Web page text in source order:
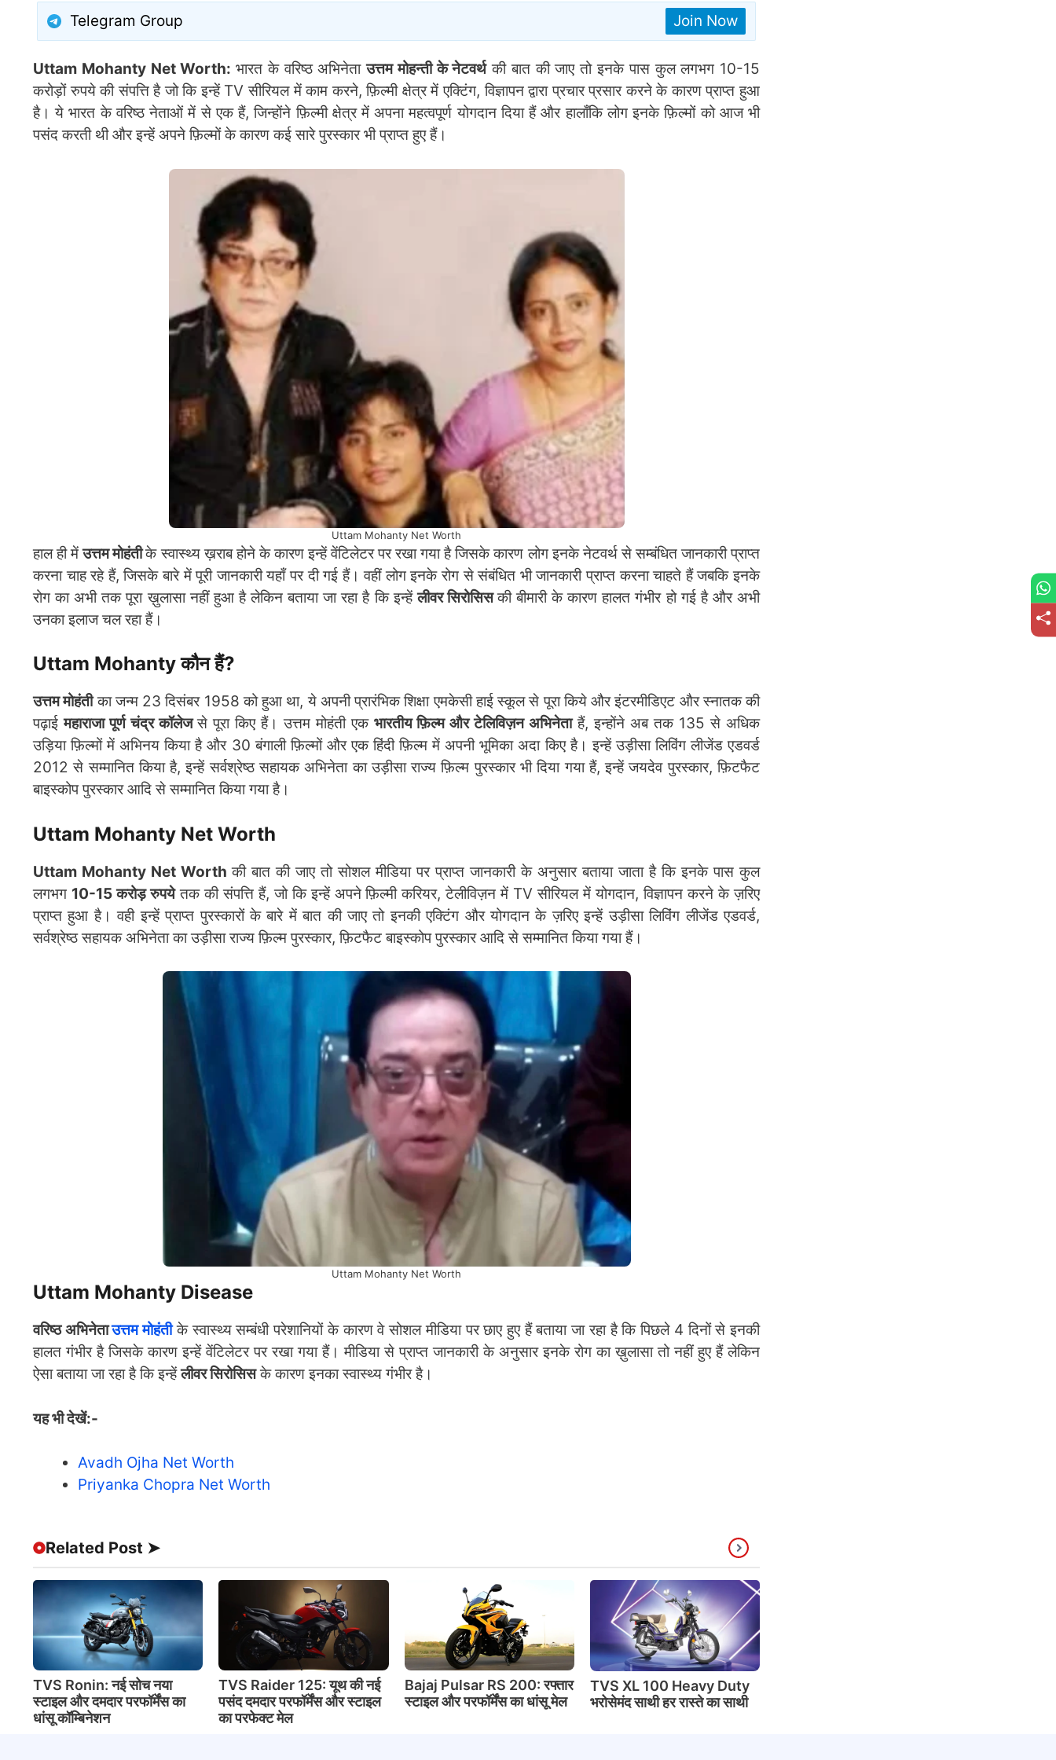
Telegram Group Join Now
Uttam Mohanty Net Worth:भारत के वरिष्ठ अभिनेताउत्तम मोहन्ती के नेटवर्थकी बात की जाए तो इनके पास कुल लगभग 10-15
करोड़ों रुपये की संपत्ति है जो कि इन्हें TV सीरियल में काम करने, फ़िल्मी क्षेत्र में एक्टिंग, विज्ञापन द्वारा प्रचार प्रसार करने के कारण प्राप्त हुआ
है। ये भारत के वरिष्ठ नेताओं में से एक हैं, जिन्होंने फ़िल्मी क्षेत्र में अपना महत्वपूर्ण योगदान दिया हैं और हालाँकि लोग इनके फ़िल्मों को आज भी
पसंद करती थी और इन्हें अपने फ़िल्मों के कारण कई सारे पुरस्कार भी प्राप्त हुए हैं।
Uttam Mohanty Net Worth
हाल ही मेंउत्तम मोहंतीके स्वास्थ्य ख़राब होने के कारण इन्हें वेंटिलेटर पर रखा गया है जिसके कारण लोग इनके नेटवर्थ से सम्बंधित जानकारी प्राप्त
करना चाह रहे हैं, जिसके बारे में पूरी जानकारी यहाँ पर दी गई हैं। वहीं लोग इनके रोग से संबंधित भी जानकारी प्राप्त करना चाहते हैं जबकि इनके
रोग का अभी तक पूरा ख़ुलासा नहीं हुआ है लेकिन बताया जा रहा है कि इन्हेंलीवर सिरोसिसकी बीमारी के कारण हालत गंभीर हो गई है और अभी
उनका इलाज चल रहा हैं।
Uttam Mohanty कौन हैं?
उत्तम मोहंतीका जन्म 23 दिसंबर 1958 को हुआ था, ये अपनी प्रारंभिक शिक्षा एमकेसी हाई स्कूल से पूरा किये और इंटरमीडिएट और स्नातक की
पढ़ाईमहाराजा पूर्ण चंद्र कॉलेजसे पूरा किए हैं। उत्तम मोहंती एक भारतीय फ़िल्म और टेलिविज़न अभिनेताहैं, इन्होंने अब तक 135 से अधिक
उड़िया फ़िल्मों में अभिनय किया है और 30 बंगाली फ़िल्मों और एक हिंदी फ़िल्म में अपनी भूमिका अदा किए है। इन्हें उड़ीसा लिविंग लीजेंड एडवर्ड
2012 से सम्मानित किया है, इन्हें सर्वश्रेष्ठ सहायक अभिनेता का उड़ीसा राज्य फ़िल्म पुरस्कार भी दिया गया हैं, इन्हें जयदेव पुरस्कार, फ़िटफैट
बाइस्कोप पुरस्कार आदि से सम्मानित किया गया है।
Uttam Mohanty Net Worth
Uttam Mohanty Net Worthकी बात की जाए तो सोशल मीडिया पर प्राप्त जानकारी के अनुसार बताया जाता है कि इनके पास कुल
लगभग 10-15 करोड़ रुपयेतक की संपत्ति हैं, जो कि इन्हें अपने फ़िल्मी करियर, टेलीविज़न में TV सीरियल में योगदान, विज्ञापन करने के ज़रिए
प्राप्त हुआ है। वही इन्हें प्राप्त पुरस्कारों के बारे में बात की जाए तो इनकी एक्टिंग और योगदान के ज़रिए इन्हें उड़ीसा लिविंग लीजेंड एडवर्ड,
सर्वश्रेष्ठ सहायक अभिनेता का उड़ीसा राज्य फ़िल्म पुरस्कार, फ़िटफैट बाइस्कोप पुरस्कार आदि से सम्मानित किया गया हैं।
Uttam Mohanty Net Worth
Uttam Mohanty Disease
वरिष्ठ अभिनेताउत्तम मोहंतीके स्वास्थ्य सम्बंधी परेशानियों के कारण वे सोशल मीडिया पर छाए हुए हैं बताया जा रहा है कि पिछले 4 दिनों से इनकी
हालत गंभीर है जिसके कारण इन्हें वेंटिलेटर पर रखा गया हैं। मीडिया से प्राप्त जानकारी के अनुसार इनके रोग का ख़ुलासा तो नहीं हुए हैं लेकिन
ऐसा बताया जा रहा है कि इन्हेंलीवर सिरोसिसके कारण इनका स्वास्थ्य गंभीर है।
यह भी देखें:-
Avadh Ojha Net Worth
Priyanka Chopra Net Worth
Related Post ➤
TVS Ronin: नई सोच नया
स्टाइल और दमदार परफॉर्मेंस का
धांसू कॉम्बिनेशन
TVS Raider 125: यूथ की नई
पसंद दमदार परफॉर्मेंस और स्टाइल
का परफेक्ट मेल
Bajaj Pulsar RS 200: रफ्तार
स्टाइल और परफॉर्मेंस का धांसू मेल
TVS XL 100 Heavy Duty
भरोसेमंद साथी हर रास्ते का साथी